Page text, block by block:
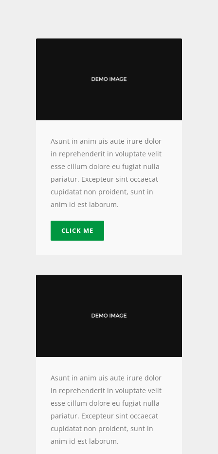
Asunt in anim uis aute irure dolor
in reprehenderit in voluptate velit
esse cillum dolore eu fugiat nulla
pariatur. Excepteur sint occaecat
cupidatat non proident, sunt in
anim id est laborum.
CLICK ME
Asunt in anim uis aute irure dolor
in reprehenderit in voluptate velit
esse cillum dolore eu fugiat nulla
pariatur. Excepteur sint occaecat
cupidatat non proident, sunt in
anim id est laborum.